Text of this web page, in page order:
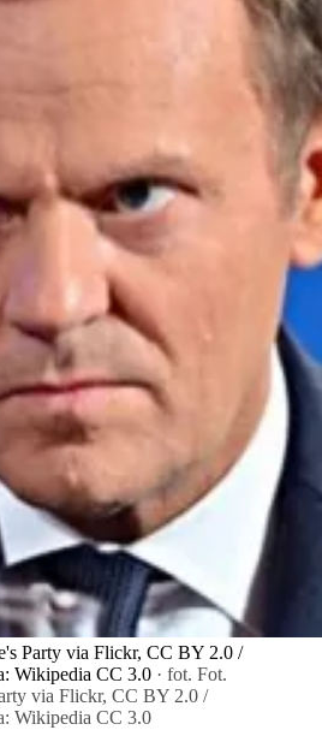
Party via Flickr, CC BY 2.0 /
Wikipedia CC 3.0 · fot. Fot.
via Flickr, CC BY 2.0 /
Wikipedia CC 3.0